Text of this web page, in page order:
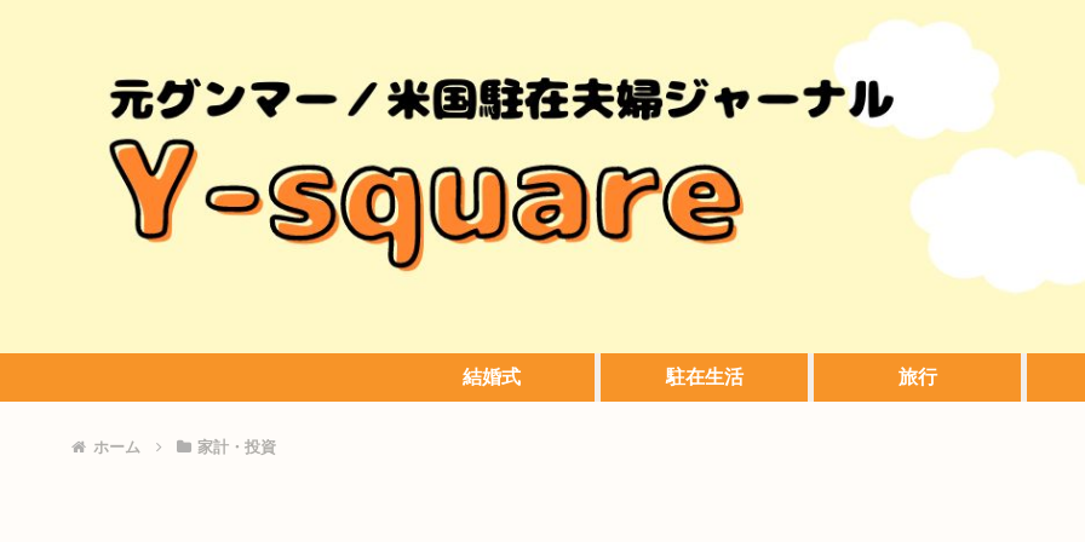
結婚式 駐在生活 旅行
ホーム 家計・投資